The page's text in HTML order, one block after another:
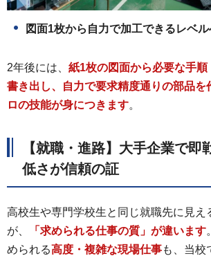
図面1枚から自力で加工できるレベル
2年後には、 紙1枚の図面から必要な手順
書き出し、自力で要求精度通りの部品を
ロの技能が身につきます。
【就職・進路】大手企業で即
低さが信頼の証
高校生や専門学校生と同じ就職先に見え
が、
「求められる仕事の質」が違います
められる高度・複雑な現場仕事も、当校